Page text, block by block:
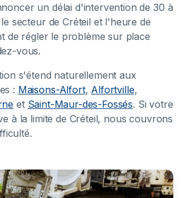
un délai d'intervention de 30 à
secteur de Créteil et l'heure de
de régler le problème sur place
vous.
s'étend naturellement aux
: Maisons-Alfort, Alfortville,
et Saint-Maur-des-Fossés. Si votre
à la limite de Créteil, nous couvrons